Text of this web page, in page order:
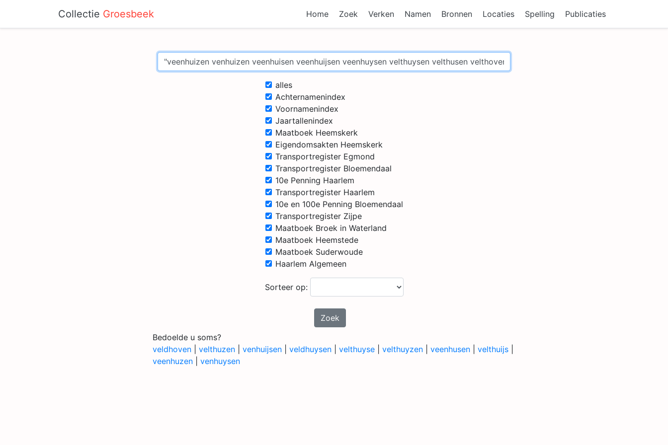
Collectie Groesbeek Home Zoek Verken Namen Bronnen Locaties Spelling Publicaties
alles
Achternamenindex
Voornamenindex
Jaartallenindex
Maatboek Heemskerk
Eigendomsakten Heemskerk
Transportregister Egmond
Transportregister Bloemendaal
10e Penning Haarlem
Transportregister Haarlem
10e en 100e Penning Bloemendaal
Transportregister Zijpe
Maatboek Broek in Waterland
Maatboek Heemstede
Maatboek Suderwoude
Haarlem Algemeen
Sorteer op:
Zoek
Bedoelde u soms?
veldhoven
velthuzen venhuijsen veldhuysen velthuyse velthuyzen veenhusen velthuijs
veenhuzen
venhuysen